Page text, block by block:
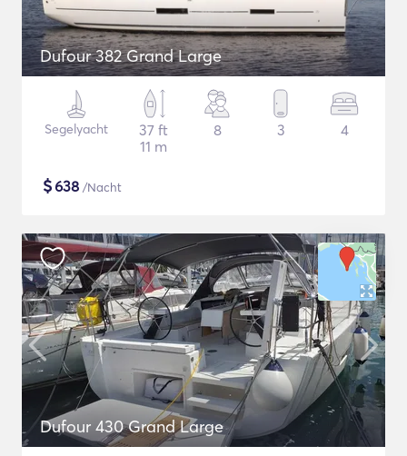
Dufour 382 Grand Large
Segelyacht
37 ft
11 m
8 3 4
$638 /Nacht
Dufour 430 Grand Large